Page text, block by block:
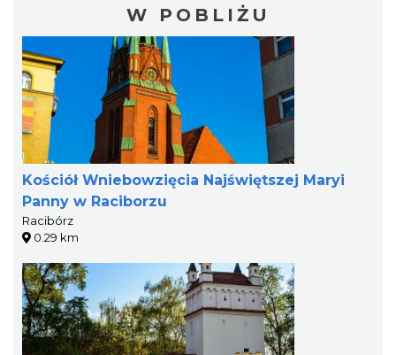
W POBLIŻU
Kościół Wniebowzięcia Najświętszej Maryi
Panny w Raciborzu
Racibórz
0.29 km